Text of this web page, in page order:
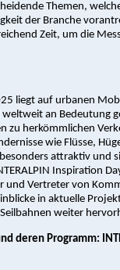
Themen,
der Branche
Zeit, um die
liegt auf urbanen
an Bedeutung
zu herkömmlichen
wie Flüsse,
attraktiv und
Inspiration
und Vertreter von
in aktuelle
weiter
deren Programm: